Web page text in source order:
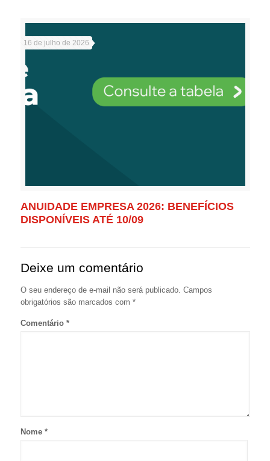
16 de julho de 2026
ANUIDADE EMPRESA 2026: BENEFÍCIOS
DISPONÍVEIS ATÉ 10/09
Deixe um comentário
O seu endereço de e-mail não será publicado. Campos
obrigatórios são marcados com *
Comentário *
Nome *